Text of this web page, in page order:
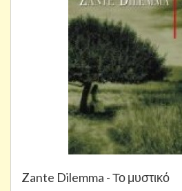
Zante Dilemma - Το μυστικό